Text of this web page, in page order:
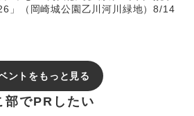
」（岡崎城公園乙川河川緑地）8/14
ントをもっと見る
部でPRしたい